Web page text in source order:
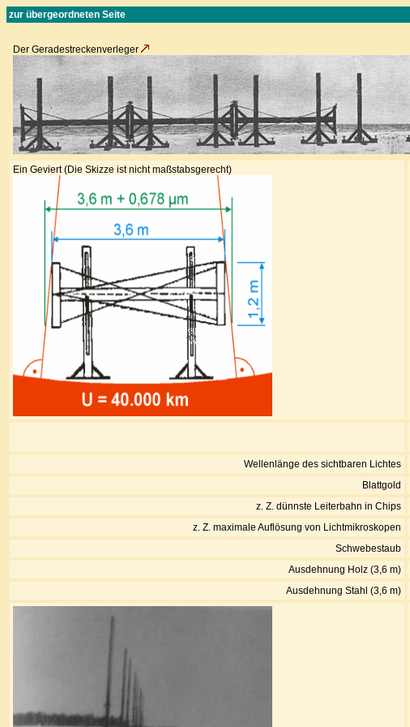
zur übergeordneten Seite
Der Geradestreckenverleger
Ein Geviert (Die Skizze ist nicht maßstabsgerecht)
Wellenlänge des sichtbaren Lichtes
Blattgold
z. Z. dünnste Leiterbahn in Chips
z. Z. maximale Auflösung von Lichtmikroskopen
Schwebestaub
Ausdehnung Holz (3,6 m)
Ausdehnung Stahl (3,6 m)